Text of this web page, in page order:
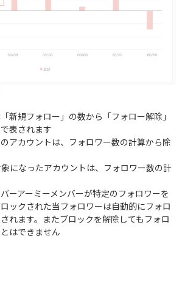
新規フォロー」の数から「フォロー解除」
表されます
アカウントは、フォロワー数の計算から除
になったアカウントは、フォロワー数の計
ーアーミーメンバーが特定のフォロワーを
ックされた当フォロワーは自動的にフォロ
れます。またブロックを解除してもフォロ
はできません